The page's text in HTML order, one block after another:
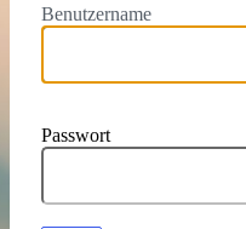
Benutzername
Passwort